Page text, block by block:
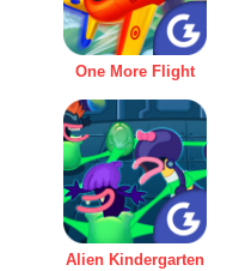
One More Flight
Alien Kindergarten